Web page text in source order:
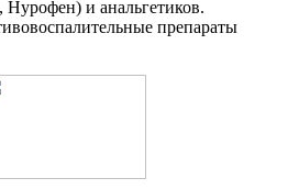
Нурофен) и анальгетиков.
препараты